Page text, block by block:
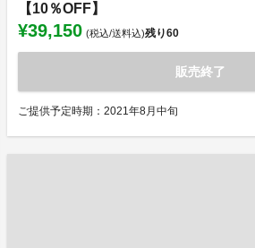
【10％OFF】
¥39,150 (税込/送料込)残り60
販売終了
ご提供予定時期：2021年8月中旬